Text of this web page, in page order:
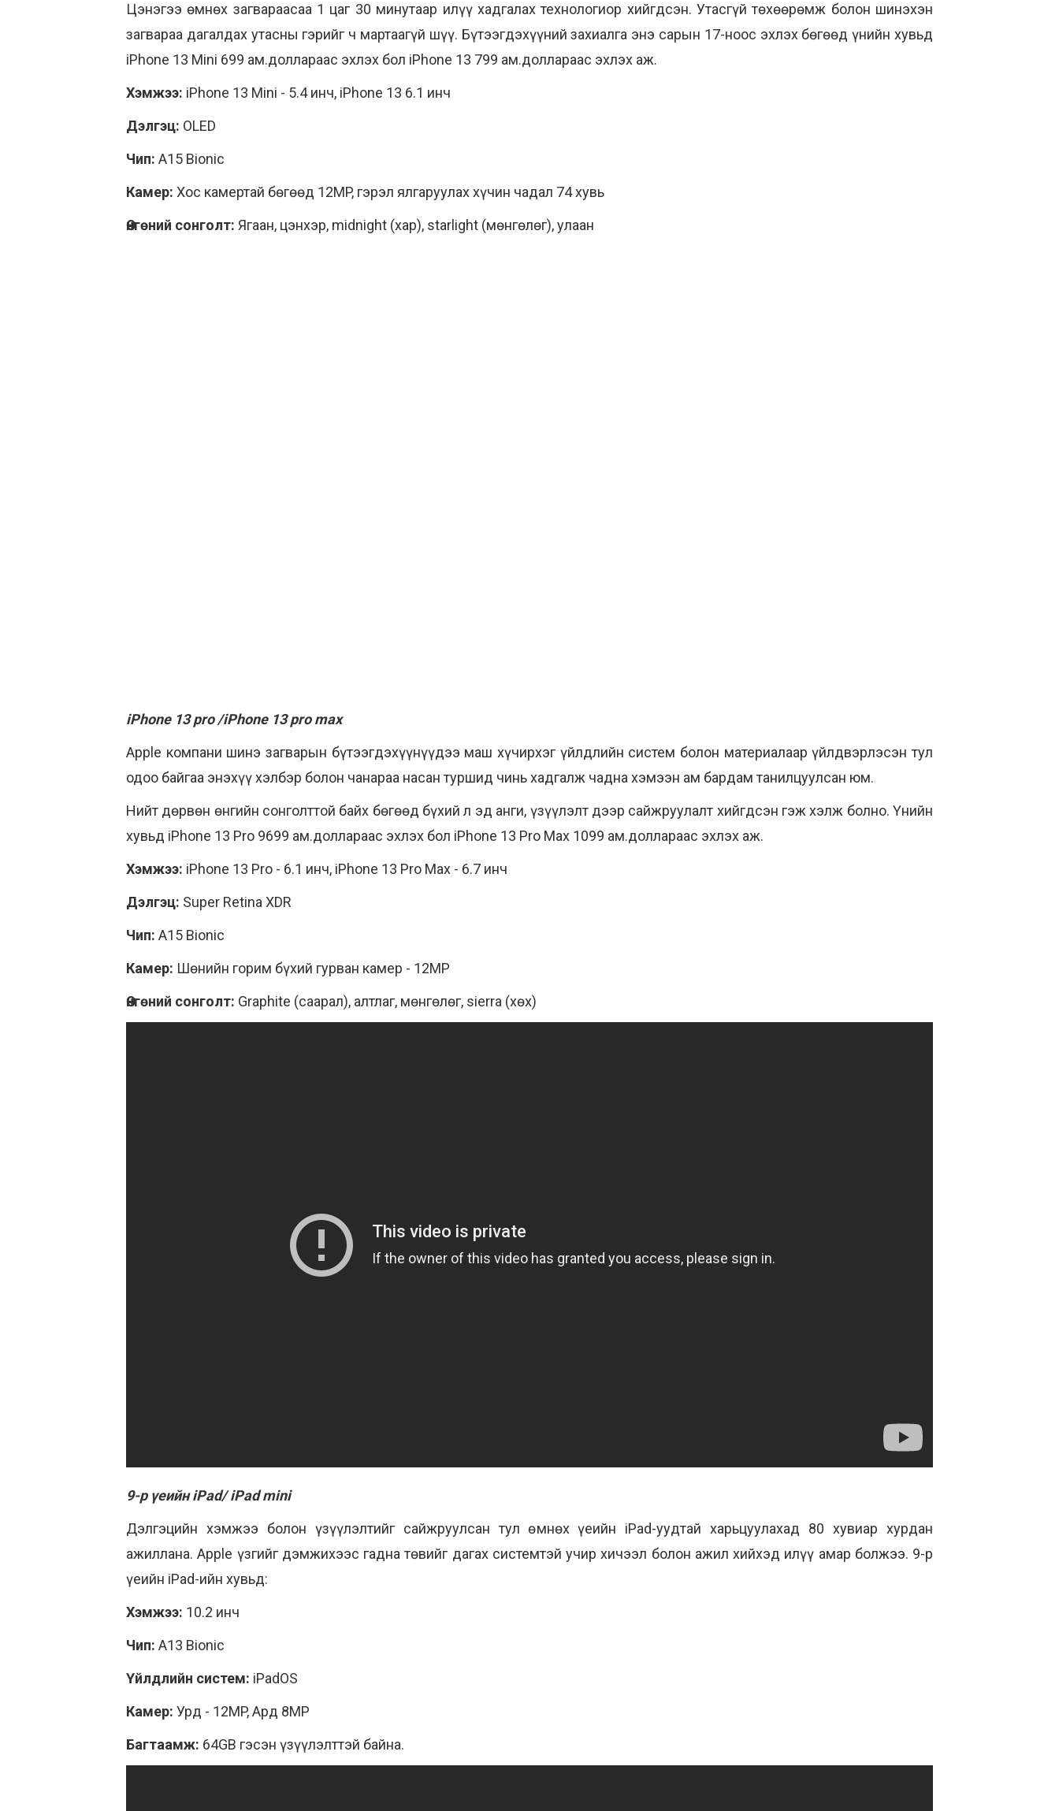
Цэнэгээ өмнөх загвараасаа 1 цаг 30 минутаар илүү хадгалах технологиор хийгдсэн. Утасгүй төхөөрөмж болон шинэхэн
загвараа дагалдах утасны гэрийг ч мартаагүй шүү. Бүтээгдэхүүний захиалга энэ сарын 17-ноос эхлэх бөгөөд үнийн хувьд
iPhone 13 Mini 699 ам.доллараас эхлэх бол iPhone 13 799 ам.доллараас эхлэх аж.
Хэмжээ: iPhone 13 Mini - 5.4 инч, iPhone 13 6.1 инч
Дэлгэц: OLED
Чип: A15 Bionic
Камер: Хос камертай бөгөөд 12MP, гэрэл ялгаруулах хүчин чадал 74 хувь
Өнгөний сонголт: Ягаан, цэнхэр, midnight (хар), starlight (мөнгөлөг), улаан
iPhone 13 pro /iPhone 13 pro max
Apple компани шинэ загварын бүтээгдэхүүнүүдээ маш хүчирхэг үйлдлийн систем болон материалаар үйлдвэрлэсэн тул
одоо байгаа энэхүү хэлбэр болон чанараа насан туршид чинь хадгалж чадна хэмээн ам бардам танилцуулсан юм.
Нийт дөрвөн өнгийн сонголттой байх бөгөөд бүхий л эд анги, үзүүлэлт дээр сайжруулалт хийгдсэн гэж хэлж болно. Үнийн
хувьд iPhone 13 Pro 9699 ам.доллараас эхлэх бол iPhone 13 Pro Max 1099 ам.доллараас эхлэх аж.
Хэмжээ: iPhone 13 Pro - 6.1 инч, iPhone 13 Pro Max - 6.7 инч
Дэлгэц: Super Retina XDR
Чип: A15 Bionic
Камер: Шөнийн горим бүхий гурван камер - 12MP
Өнгөний сонголт: Graphite (саарал), алтлаг, мөнгөлөг, sierra (хөх)
9-р үеийн iPad/ iPad mini
Дэлгэцийн хэмжээ болон үзүүлэлтийг сайжруулсан тул өмнөх үеийн iPad-уудтай харьцуулахад 80 хувиар хурдан
ажиллана. Apple үзгийг дэмжихээс гаднатөвийг дагах системтэй учир хичээл болон ажил хийхэд илүү амар болжээ. 9-р
үеийн iPad-ийн хувьд:
Хэмжээ: 10.2 инч
Чип: А13 Bionic
Үйлдлийн систем: iPadOS
Камер: Урд - 12MP, Ард 8MP
Багтаамж: 64GB гэсэн үзүүлэлттэй байна.